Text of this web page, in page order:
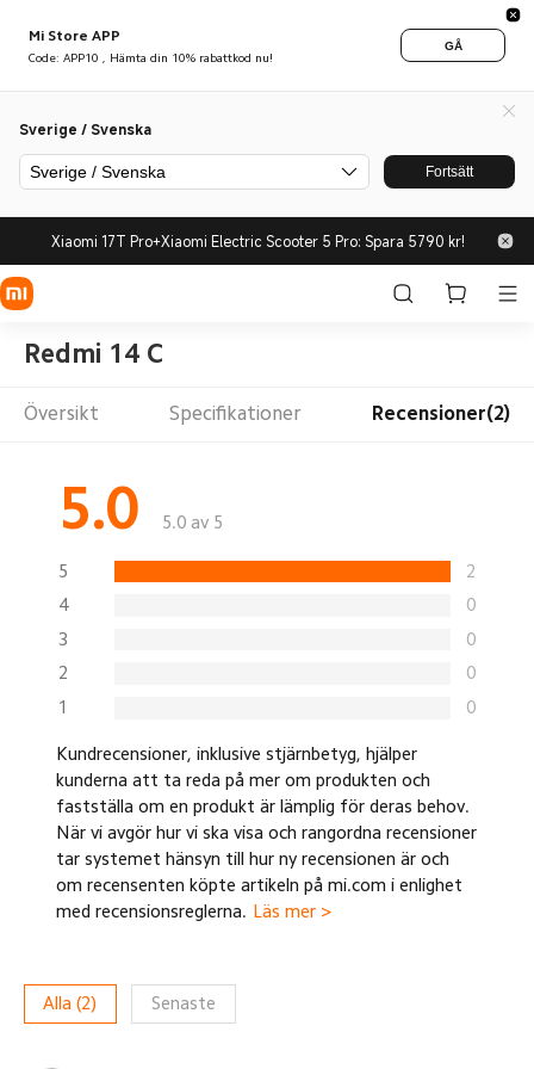
Mi Store APP
Code: APP10 , Hämta din 10% rabattkod nu!
GÅ
Sverige / Svenska
Sverige / Svenska Fortsätt
Xiaomi 17T Pro+Xiaomi Electric Scooter 5 Pro: Spara 5790 kr!
Redmi 14 C
Översikt Specifikationer Recensioner(2)
5.0 5.0 av 5
5
2
4
0
3
0
2
0
1
0
Kundrecensioner, inklusive stjärnbetyg, hjälper
kunderna att ta reda på mer om produkten och
fastställa om en produkt är lämplig för deras behov.
När vi avgör hur vi ska visa och rangordna recensioner
tar systemet hänsyn till hur ny recensionen är och
om recensenten köpte artikeln på mi.com i enlighet
med recensionsreglerna. Läs mer >
Alla (2) Senaste